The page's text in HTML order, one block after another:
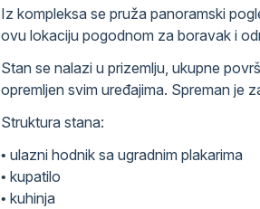
Iz kompleksa se pruža panoramski
ovu lokaciju pogodnom za boravak i
Stan se nalazi u prizemlju, ukupne
opremljen svim uređajima. Spreman je
Struktura stana:
• ulazni hodnik sa ugradnim plakarima
• kupatilo
• kuhinja